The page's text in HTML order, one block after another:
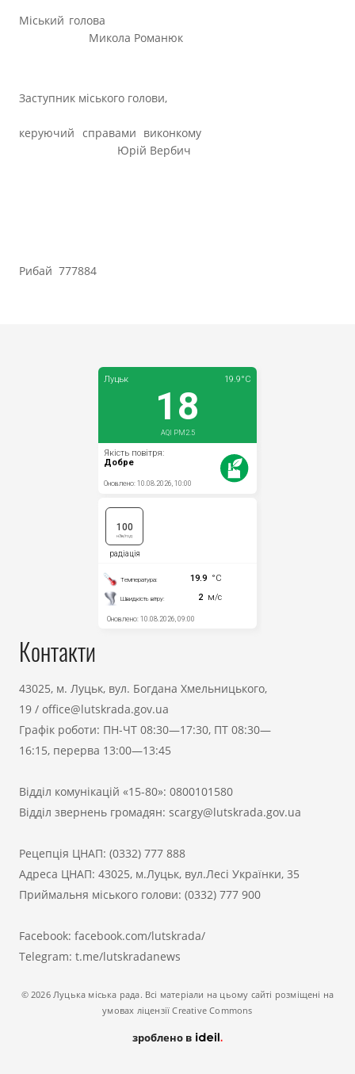
Міський голова
Микола Романюк
Заступник міського голови,
керуючий справами виконкому
Юрій Вербич
Рибай 777884
Контакти
43025, м. Луцьк, вул. Богдана Хмельницького,
19 / office@lutskrada.gov.ua
Графік роботи: ПН-ЧТ 08:30—17:30, ПТ 08:30—
16:15, перерва 13:00—13:45
Відділ комунікацій «15-80»: 0800101580
Відділ звернень громадян: scargy@lutskrada.gov.ua
Рецепція ЦНАП: (0332) 777 888
Адреса ЦНАП: 43025, м.Луцьк, вул.Лесі Українки, 35
Приймальня міського голови: (0332) 777 900
Facebook: facebook.com/lutskrada/
Telegram: t.me/lutskradanews
© 2026 Луцька міська рада. Всі матеріали на цьому сайті розміщені на
умовах ліцензії Creative Commons
зроблено в